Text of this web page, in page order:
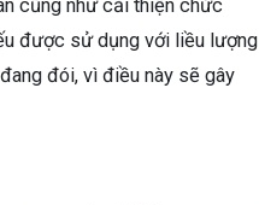
cũng như cải thiện chức
được sử dụng với liều lượng
đói, vì điều này sẽ gây